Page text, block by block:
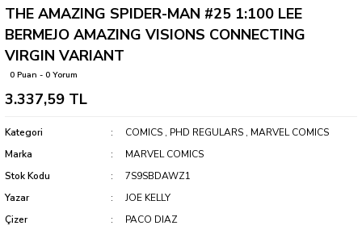
MANGA
DC COMICS
INDEPENDENTS
FOC
Pokemon Singles
THE AMAZING SPIDER-MAN #25 1:100 LEE
BERMEJO AMAZING VISIONS CONNECTING
VIRGIN VARIANT
0 Puan - 0 Yorum
3.337,59 TL
Kategori COMICS , PHD REGULARS , MARVEL COMICS
Marka
MARVEL COMICS
Stok Kodu
7S9SBDAWZ1
Yazar
JOE KELLY
Çizer
PACO DIAZ